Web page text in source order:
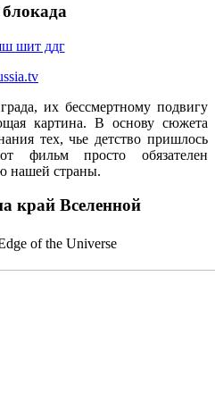
их бессмертному подвигу
картина. В основу сюжета
тех, чье детство пришлось
фильм просто обязателен
нашей страны.
край Вселенной
of the Universe